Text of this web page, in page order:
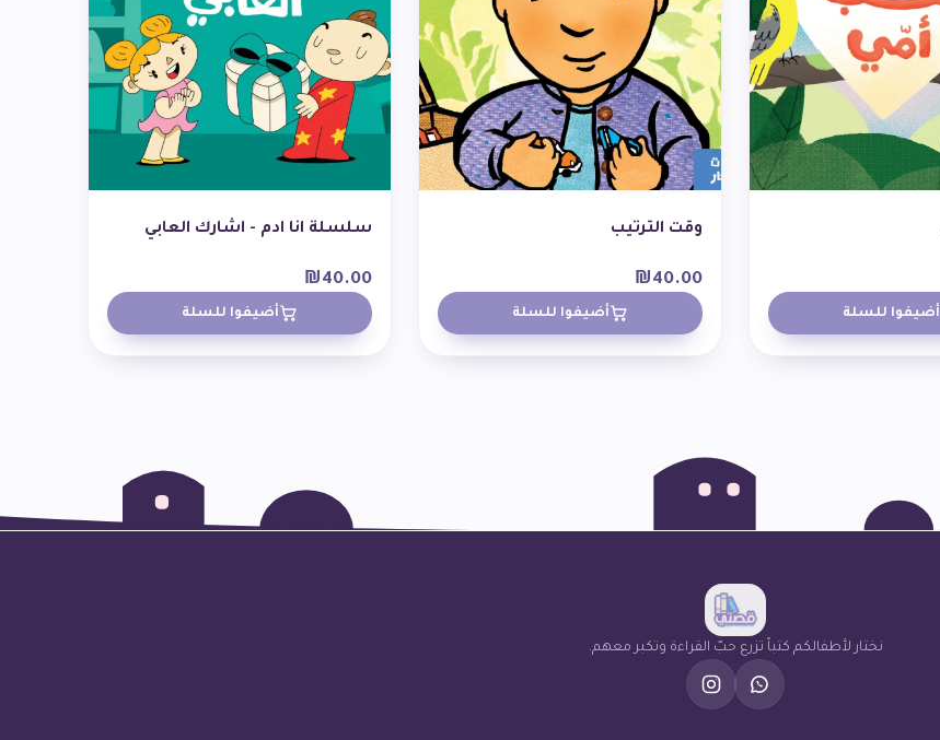
أضيفوا للسلة
وقت الترتيب
₪40.00
أضيفوا للسلة
سلسلة انا ادم - اشارك العابي
₪40.00
أضيفوا للسلة
نختار لأطفالكم كتباً تزرع حبّ القراءة وتكبر معهم.